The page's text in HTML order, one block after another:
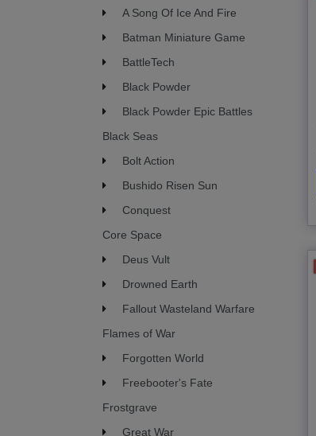
A Song Of Ice And Fire
Batman Miniature Game
BattleTech
Black Powder
Black Powder Epic Battles
Black Seas
Bolt Action
Bushido Risen Sun
Conquest
Core Space
Deus Vult
Drowned Earth
Fallout Wasteland Warfare
Flames of War
Forgotten World
Freebooter's Fate
Frostgrave
Great War